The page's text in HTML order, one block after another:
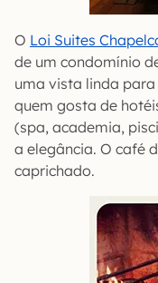
O Loi Suites
de um condomínio
uma vista linda
quem gosta de
(spa, academia,
a elegância. O café
caprichado.